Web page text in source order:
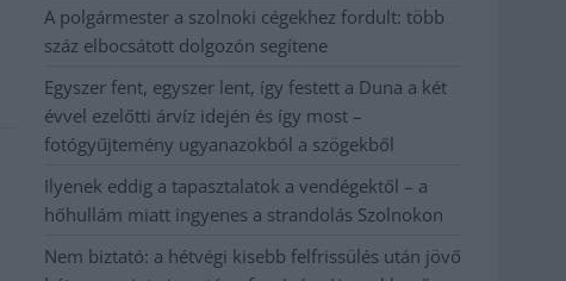
A polgármester a szolnoki cégekhez fordult: több
száz elbocsátott dolgozón segítene
Egyszer fent, egyszer lent, így festett a Duna a két
évvel ezelőtti árvíz idején és így most –
fotógyűjtemény ugyanazokból a szögekből
Ilyenek eddig a tapasztalatok a vendégektől – a
hőhullám miatt ingyenes a strandolás Szolnokon
Nem biztató: a hétvégi kisebb felfrissülés után jövő